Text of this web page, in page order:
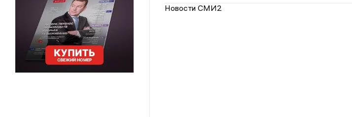
Новости СМИ2